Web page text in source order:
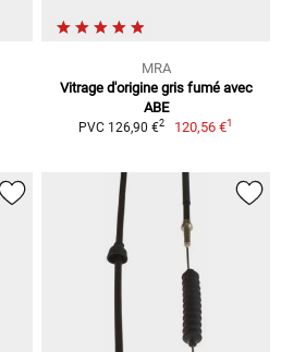
MRA
Vitrage d'origine gris fumé avec
ABE
PVC 126,90 €2 120,56 €1